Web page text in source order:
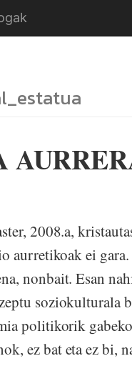
2008.a,
aurretikoak ei
nonbait. Esan
soziokulturala
politikorik
ez bat eta ez bi,